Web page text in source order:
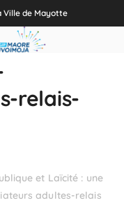
Ville de Mayotte
relais-
et Laïcité : une
adultes-relais